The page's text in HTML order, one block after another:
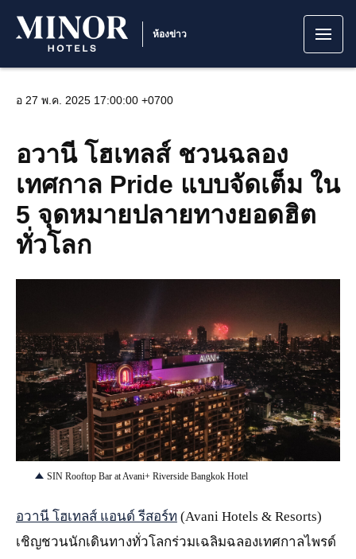
ห้องข่าว
อ 27 พ.ค. 2025 17:00:00 +0700
อวานี โฮเทลส์ ชวนฉลอง
เทศกาล Pride แบบจัดเต็ม ใน
5 จุดหมายปลายทางยอดฮิต
ทั่วโลก
JPG
SIN Rooftop Bar at Avani+ Riverside Bangkok Hotel
อวานี โฮเทลส์ แอนด์ รีสอร์ท (Avani Hotels & Resorts)
เชิญชวนนักเดินทางทั่วโลกร่วมเฉลิมฉลองเทศกาลไพรด์